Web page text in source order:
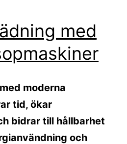
med
moderna
tid, ökar
bidrar till hållbarhet
och